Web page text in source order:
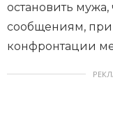
остановить
сообщениям,
конфронтации